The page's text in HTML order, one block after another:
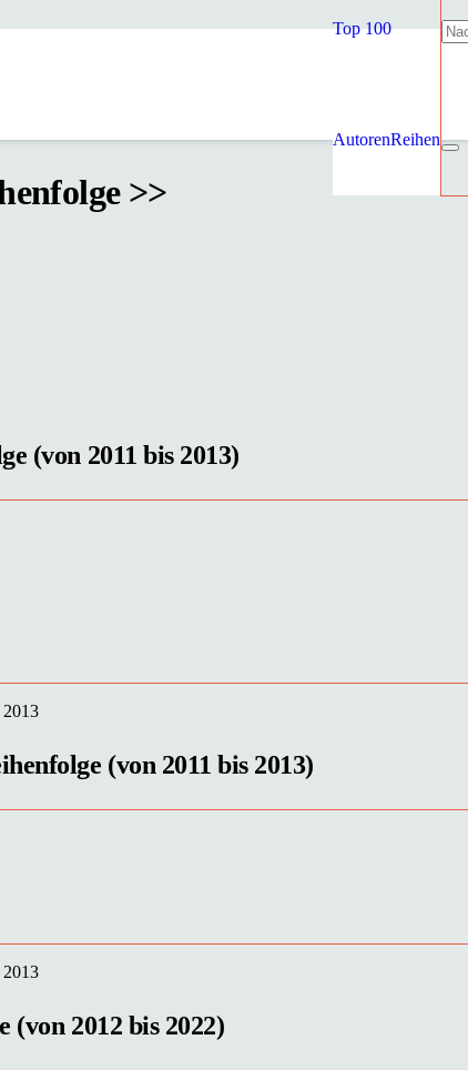
Top 100
AutorenReihen
>>
(von 2011 bis 2013)
(von 2011 bis 2013)
2012 bis 2022)